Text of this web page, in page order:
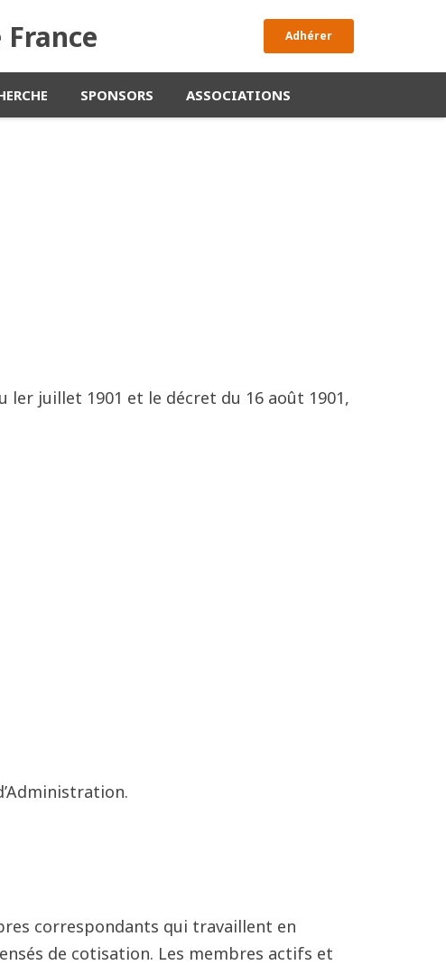
Adhérer
SPONSORS ASSOCIATIONS
juillet 1901 et le décret du 16 août 1901,
correspondants qui travaillent en
de cotisation. Les membres actifs et